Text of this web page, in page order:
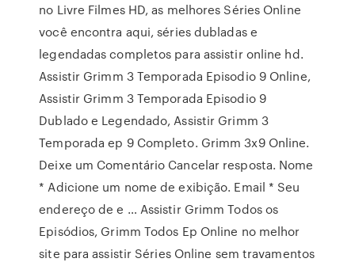
no Livre Filmes HD, as melhores Séries Online
você encontra aqui, séries dubladas e
legendadas completos para assistir online hd.
Assistir Grimm 3 Temporada Episodio 9 Online,
Assistir Grimm 3 Temporada Episodio 9
Dublado e Legendado, Assistir Grimm 3
Temporada ep 9 Completo. Grimm 3x9 Online.
Deixe um Comentário Cancelar resposta. Nome
* Adicione um nome de exibição. Email * Seu
endereço de e … Assistir Grimm Todos os
Episódios, Grimm Todos Ep Online no melhor
site para assistir Séries Online sem travamentos